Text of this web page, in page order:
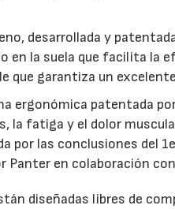
desarrollada y
en la suela que facilita la
que garantiza un
ergonómica patentada
la fatiga y el dolor
por las conclusiones del
Panter en colaboración
diseñadas libres de